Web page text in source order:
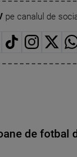
pe canalul de
de fotbal